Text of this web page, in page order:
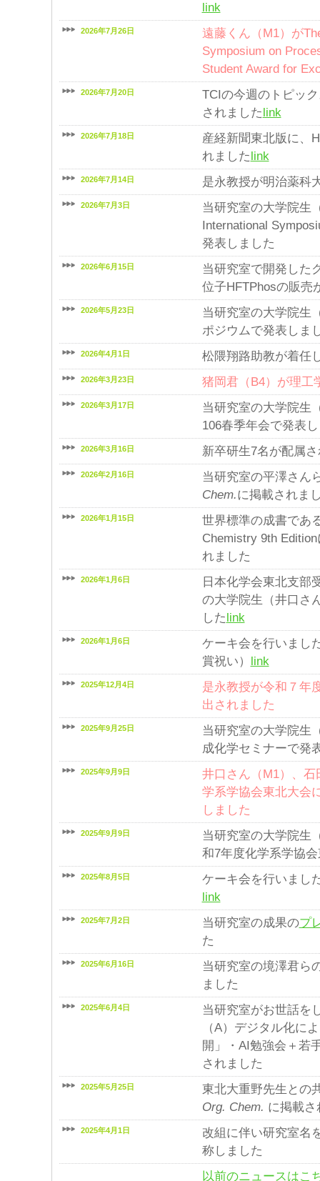
link
2026年7月26日
遠藤くん（M1）が
Symposium on
Student Award for
2026年7月20日
TCIの今週のトピッ
されましたlink
2026年7月18日
産経新聞東北版に、
れましたlink
2026年7月14日 是永教授が明治薬科
2026年7月3日
当研究室の大学院生
International
発表しました
2026年6月15日
当研究室で開発した
位子HFTPhosの販売
2026年5月23日
当研究室の大学院生
ポジウムで発表しま
2026年4月1日 松隈翔路助教が着任
2026年3月23日 猪岡君（B4）が理工
2026年3月17日
当研究室の大学院生
106春季年会で発表
2026年3月16日 新卒研生7名が配属
2026年2月16日
当研究室の平澤さん
Chem.に掲載されま
2026年1月15日
世界標準の成書であ
Chemistry 9th
れました
2026年1月6日
日本化学会東北支部
の大学院生（井口さ
したlink
2026年1月6日
ケーキ会を行いまし
賞祝い） link
2025年12月4日
是永教授が令和７年
出されました
2025年9月25日
当研究室の大学院生
成化学セミナーで発
2025年9月9日
井口さん（M1）、
学系学協会東北大会
しました
2025年9月9日
当研究室の大学院生
和7年度化学系学協
2025年8月5日
ケーキ会を行いまし
link
2025年7月2日 当研究室の成果のプ
た
2025年6月16日
当研究室の境澤君ら
ました
2025年6月4日
当研究室がお世話を
（A）デジタル化に
開」・AI勉強会＋若
されました
2025年5月25日
東北大重野先生との
Org. Chem. に掲載さ
2025年4月1日
改組に伴い研究室名
称しました
以前のニュースはこ